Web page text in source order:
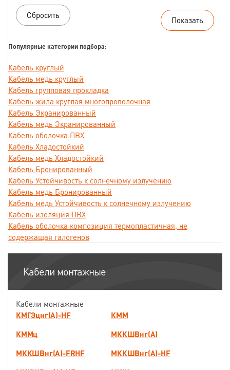
Популярные категории подбора:
Кабель круглый
Кабель медь круглый
Кабель групповая прокладка
Кабель жила круглая многопроволочная
Кабель Экранированный
Кабель медь Экранированный
Кабель оболочка ПВХ
Кабель Хладостойкий
Кабель медь Хладостойкий
Кабель Бронированный
Кабель Устойчивость к солнечному излучению
Кабель медь Бронированный
Кабель медь Устойчивость к солнечному излучению
Кабель изоляция ПВХ
Кабель оболочка композиция термопластичная, не
содержащая галогенов
Кабели монтажные
Кабели монтажные
КМГЭцнг(А)-HF
КММ
КММц
МККШВнг(А)
МККШВнг(А)-FRHF
МККШВнг(А)-HF